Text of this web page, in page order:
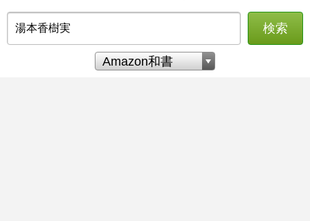
検索